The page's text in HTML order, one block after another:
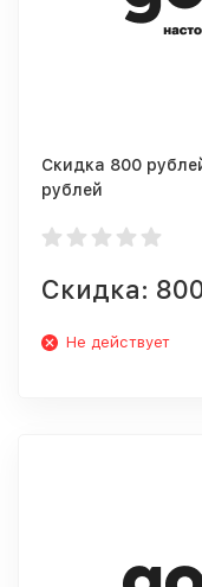
Скидка 800
рублей
Скидка:
Не действует